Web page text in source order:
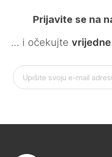
Prijavite se na
… i očekujte